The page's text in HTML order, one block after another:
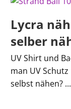
Lycra
selber
UV Shirt und
man UV
selbst nähen? ...